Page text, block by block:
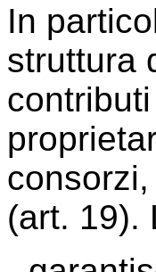
In
struttura
(art. 19).